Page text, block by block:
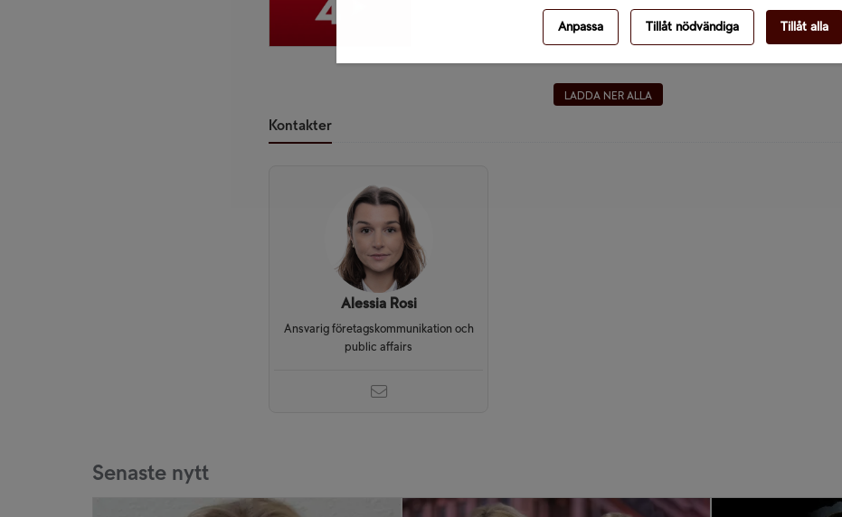
Anpassa Tillåt nödvändiga Tillåt alla
LADDA NER ALLA
Kontakter
Alessia Rosi
Ansvarig företagskommunikation och
public affairs
Senaste nytt